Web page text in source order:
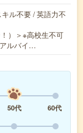
ル不要 / 英語力不
）＞※高校生不可
ルバイ…
50代
60代